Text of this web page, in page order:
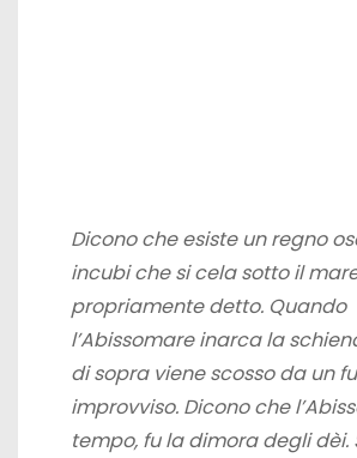
Dicono che esiste un regno
incubi che si cela sotto il
propriamente detto. Quando
l’Abissomare inarca la
di sopra viene scosso da un
improvviso. Dicono che
tempo, fu la dimora degli dèi.